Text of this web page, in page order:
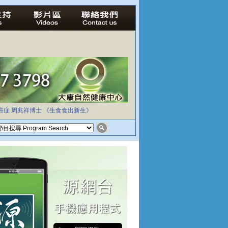
症 周兆祥博士 《生食食出新生》